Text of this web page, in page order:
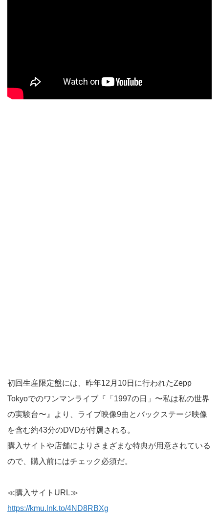
初回生産限定盤には、昨年12月10日に行われたZepp
Tokyoでのワンマンライブ『「1997の日」〜私は私の世界
の実験台〜』より、ライブ映像9曲とバックステージ映像
を含む約43分のDVDが付属される。
購入サイトや店舗によりさまざまな特典が用意されている
ので、購入前にはチェック必須だ。
≪購入サイトURL≫
https://kmu.lnk.to/4ND8RBXg